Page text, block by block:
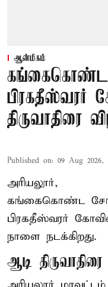
ஆன்மிகம்
கங்கைகொண்ட
பிரகதீஸ்வரர்
திருவாதிரை
Published on: 09 Aug 2026,
அரியலூர்,
கங்கைகொண்ட
பிரகதீஸ்வரர்
நாளை நடக்கிறது.
ஆடி திருவாதிரை